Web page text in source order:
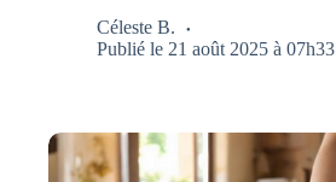
Céleste B.
Publié le 21 août 2025 à 07h33